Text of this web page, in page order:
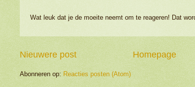
Wat leuk dat je de moeite neemt om te reageren! Dat
Nieuwere post Homepage
Abonneren op: Reacties posten (Atom)